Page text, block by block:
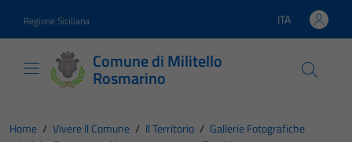
Regione Siciliana Lingua attiva:
ITA
Comune di Militello
Rosmarino
Home / Vivere Il Comune / Il Territorio / Gallerie Fotografiche